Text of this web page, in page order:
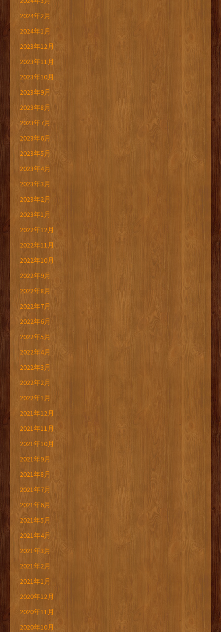
2024年2月
2024年1月
2023年12月
2023年11月
2023年10月
2023年9月
2023年8月
2023年7月
2023年6月
2023年5月
2023年4月
2023年3月
2023年2月
2023年1月
2022年12月
2022年11月
2022年10月
2022年9月
2022年8月
2022年7月
2022年6月
2022年5月
2022年4月
2022年3月
2022年2月
2022年1月
2021年12月
2021年11月
2021年10月
2021年9月
2021年8月
2021年7月
2021年6月
2021年5月
2021年4月
2021年3月
2021年2月
2021年1月
2020年12月
2020年11月
2020年10月